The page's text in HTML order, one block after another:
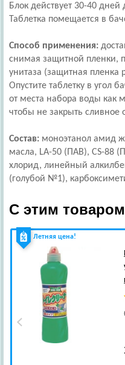
Блок действует 30-40
Таблетка помещается в
Способ применения:
снимая защитной пленки,
унитаза (защитная пленка
Опустите таблетку в угол
от места набора воды как
чтобы не закрыть сливное
Состав: моноэтанол амид
масла, LA-50 (ПАВ), CS-88
хлорид, линейный
(голубой №1),
С этим
Летняя цена!